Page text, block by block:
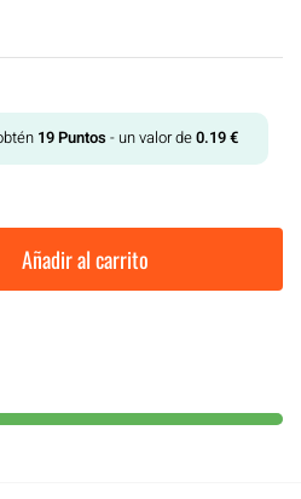
19Puntos - un valor de0.19€
Añadir al carrito